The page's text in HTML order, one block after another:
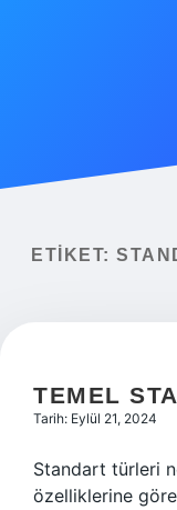
Yasal Uyarı
ETIKET:
TEMEL
Tarih: Eylül 21, 2024
Standart türleri
özelliklerine